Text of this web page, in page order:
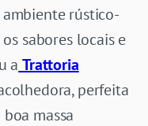
ambiente rústico-
sabores locais e
a Trattoria
perfeita
massa